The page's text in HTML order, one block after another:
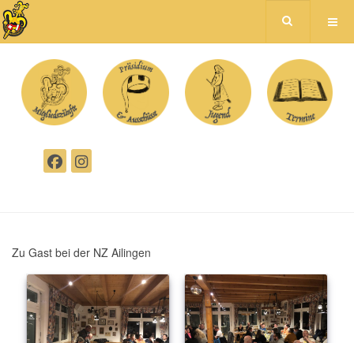
Zu Gast bei der NZ Ailingen